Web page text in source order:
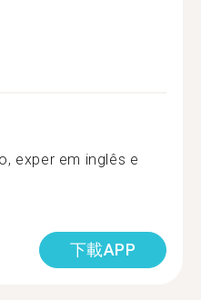
exper em inglês e
下載APP